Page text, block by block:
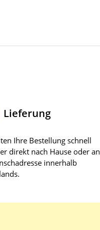
Lieferung
Ihre Bestellung schnell
direkt nach Hause oder an
innerhalb